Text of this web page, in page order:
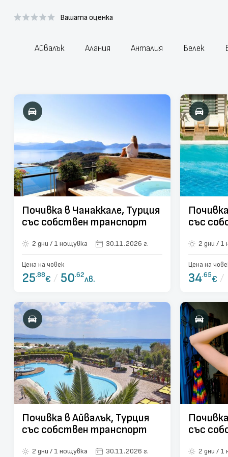
Вашата оценка
Айвалък Алания Анталия Белек
Почивка в Чанаккале, Турция
със собствен транспорт
2 дни / 1 нощувка 30.11.2026 г.
Цена на човек
25.88€ / 50.62лв.
със
2
Цена на
34.65€ /
Почивка в Айвалък, Турция
със собствен транспорт
2 дни / 1 нощувка 30.11.2026 г.
със
2